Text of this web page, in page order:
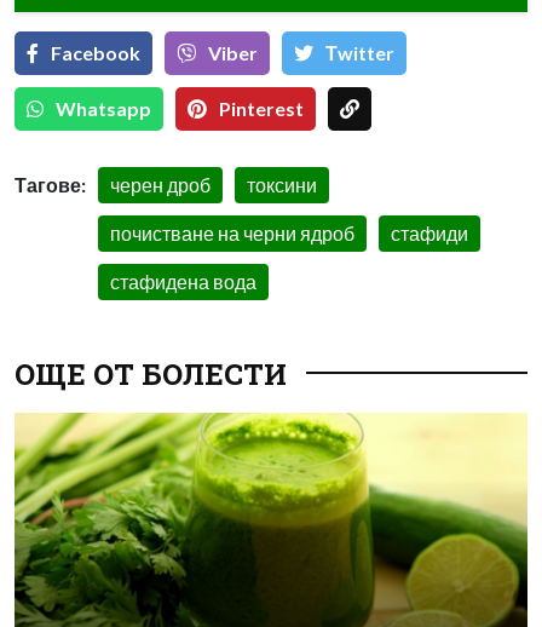
Facebook Viber Тwitter
Whatsapp Pinterest
Тагове: черен дроб токсини
почистване на черни ядроб стафиди
стафидена вода
ОЩЕ ОТ БОЛЕСТИ